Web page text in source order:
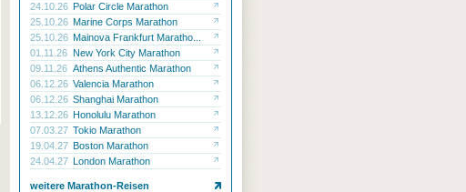
24.10.26 Polar Circle Marathon
25.10.26 Marine Corps Marathon
25.10.26 Mainova Frankfurt Maratho...
01.11.26 New York City Marathon
09.11.26 Athens Authentic Marathon
06.12.26 Valencia Marathon
06.12.26 Shanghai Marathon
13.12.26 Honolulu Marathon
07.03.27 Tokio Marathon
19.04.27 Boston Marathon
24.04.27 London Marathon
weitere Marathon-Reisen